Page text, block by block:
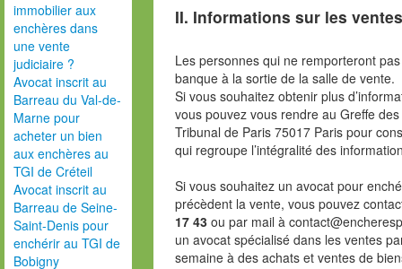
immobilier aux
enchères dans
une vente
judiciaire ?
Avocat inscrit au
Barreau du Val-de-
Marne pour
acheter un bien
aux enchères au
TGI de Créteil
Avocat inscrit au
Barreau de Seine-
Saint-Denis pour
enchérir au TGI de
Bobigny
II. Informations sur les
Les personnes qui ne remporteront
banque à la sortie de la salle de vente.
Si vous souhaitez obtenir plus
vous pouvez vous rendre au Greffe
Tribunal de Paris 75017 Paris pour
qui regroupe l’intégralité des
Si vous souhaitez un avocat pour
précèdent la vente, vous pouvez
17 43 ou par mail à
un avocat spécialisé dans les ventes
semaine à des achats et ventes de